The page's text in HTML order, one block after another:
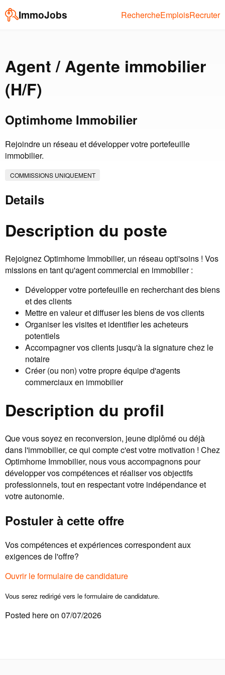
ImmoJobs RechercheEmploisRecruter
Agent / Agente immobilier
(H/F)
Optimhome Immobilier
Rejoindre un réseau et développer votre portefeuille
immobilier.
COMMISSIONS UNIQUEMENT
Details
Description du poste
Rejoignez Optimhome Immobilier, un réseau opti'soins ! Vos
missions en tant qu'agent commercial en immobilier :
Développer votre portefeuille en recherchant des biens
et des clients
Mettre en valeur et diffuser les biens de vos clients
Organiser les visites et identifier les acheteurs
potentiels
Accompagner vos clients jusqu'à la signature chez le
notaire
Créer (ou non) votre propre équipe d'agents
commerciaux en immobilier
Description du profil
Que vous soyez en reconversion, jeune diplômé ou déjà
dans l'immobilier, ce qui compte c'est votre motivation ! Chez
Optimhome Immobilier, nous vous accompagnons pour
développer vos compétences et réaliser vos objectifs
professionnels, tout en respectant votre indépendance et
votre autonomie.
Postuler à cette offre
Vos compétences et expériences correspondent aux
exigences de l'offre?
Ouvrir le formulaire de candidature
Vous serez redirigé vers le formulaire de candidature.
Posted here on 07/07/2026